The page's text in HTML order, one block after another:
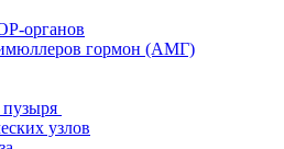
органов
гормон (АМГ)
узлов